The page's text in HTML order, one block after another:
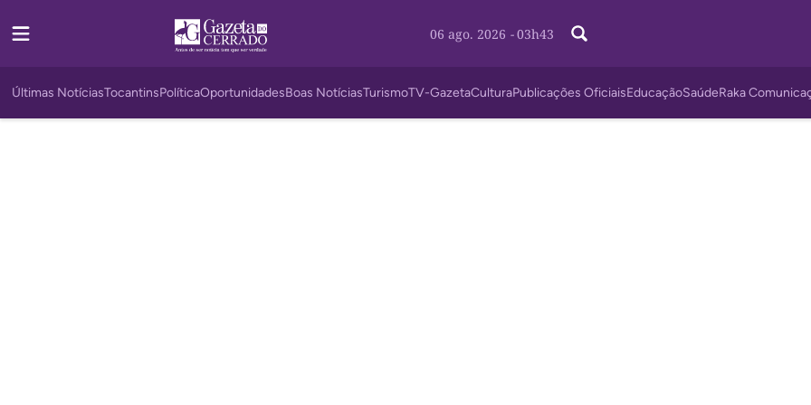
06 ago. 2026 - 03h43
Últimas NotíciasTocantinsPolíticaOportunidadesBoas NotíciasTurismoTV-GazetaCulturaPublicações OficiaisEducaçãoSaúdeRaka